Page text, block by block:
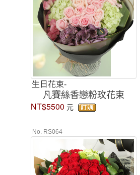
生日花束-
凡賽絲香戀粉玫花束
NT$5500 元
No. RS064